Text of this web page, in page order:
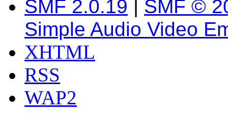
SMF 2.0.19 | SMF ©
Simple Audio Video
XHTML
RSS
WAP2